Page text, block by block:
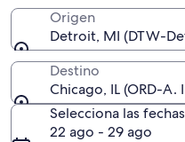
Origen
Detroit, MI (DTW-
Destino
Chicago, IL (ORD-
Selecciona las fechas
22 ago - 29 ago